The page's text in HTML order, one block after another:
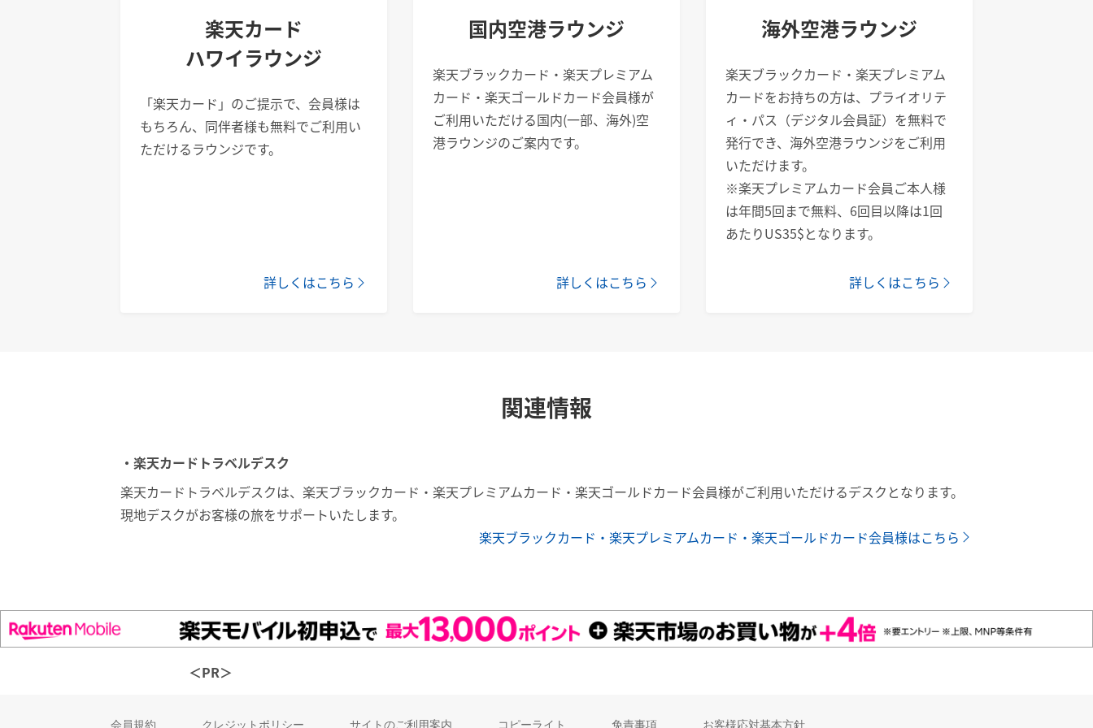
楽天カード
ハワイラウンジ
「楽天カード」のご提示で、会員様は
もちろん、同伴者様も無料でご利用い
ただけるラウンジです。
詳しくはこちら
国内空港ラウンジ
楽天ブラックカード・楽天プレミアム
カード・楽天ゴールドカード会員様が
ご利用いただける国内(一部、海外)空
港ラウンジのご案内です。
詳しくはこちら
海外空港ラウンジ
楽天ブラックカード・楽天プレミアム
カードをお持ちの方は、プライオリテ
ィ・パス（デジタル会員証）を無料で
発行でき、海外空港ラウンジをご利用
いただけます。
※楽天プレミアムカード会員ご本人様
は年間5回まで無料、6回目以降は1回
あたりUS35$となります。
詳しくはこちら
関連情報
・楽天カードトラベルデスク
楽天カードトラベルデスクは、楽天ブラックカード・楽天プレミアムカード・楽天ゴールドカード会員様がご利用いただけるデスクとなります。
現地デスクがお客様の旅をサポートいたします。
楽天ブラックカード・楽天プレミアムカード・楽天ゴールドカード会員様はこちら
＜PR＞
会員規約 クレジットポリシー サイトのご利用案内 コピーライト 免責事項 お客様応対基本方針